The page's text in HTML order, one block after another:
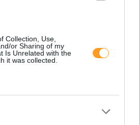
Collection, Use,
or Sharing of my
Is Unrelated with the
it was collected.
Cliente